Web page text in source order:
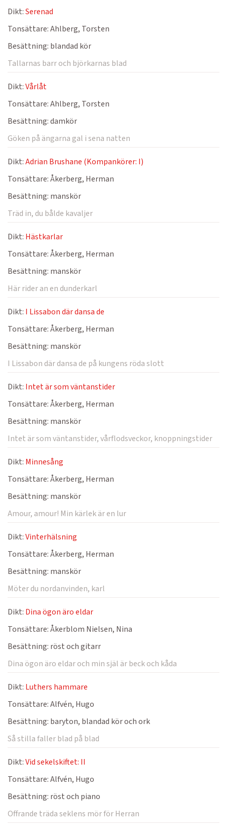
Dikt:Serenad
Tonsättare:Ahlberg, Torsten
Besättning: blandad kör
Tallarnas barr och björkarnas blad
Dikt:Vårlåt
Tonsättare:Ahlberg, Torsten
Besättning:damkör
Göken på ängarna gal i sena natten
Dikt:Adrian Brushane (Kompankörer: I)
Tonsättare:Åkerberg, Herman
Besättning: manskör
Träd in, du bålde kavaljer
Dikt: Hästkarlar
Tonsättare:Åkerberg, Herman
Besättning: manskör
Här rider an en dunderkarl
Dikt: I Lissabon där dansa de
Tonsättare:Åkerberg, Herman
Besättning: manskör
I Lissabon där dansa de på kungens röda slott
Dikt: Intet är som väntanstider
Tonsättare:Åkerberg, Herman
Besättning: manskör
Intet är som väntanstider, vårflodsveckor, knoppningstider
Dikt: Minnesång
Tonsättare:Åkerberg, Herman
Besättning: manskör
Amour, amour! Min kärlek är en lur
Dikt:Vinterhälsning
Tonsättare:Åkerberg, Herman
Besättning: manskör
Möter du nordanvinden, karl
Dikt: Dina ögon äro eldar
Tonsättare:Åkerblom Nielsen, Nina
Besättning: röst och gitarr
Dina ögon äro eldar och min själ är beck och kåda
Dikt: Luthers hammare
Tonsättare:Alfvén, Hugo
Besättning: baryton, blandad kör och ork
Så stilla faller blad på blad
Dikt:Vid sekelskiftet: II
Tonsättare:Alfvén, Hugo
Besättning: röst och piano
Offrande träda seklens mör för Herran